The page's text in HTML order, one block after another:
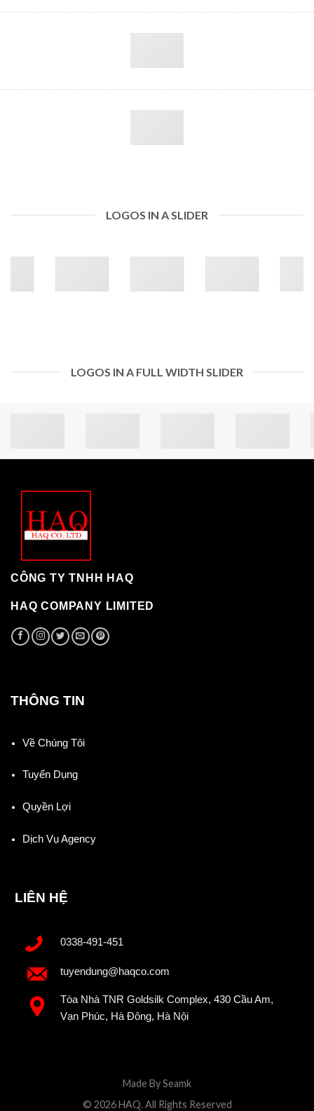
LOGOS IN A SLIDER
LOGOS IN A FULL WIDTH SLIDER
CÔNG TY TNHH HAQ
HAQ COMPANY LIMITED
THÔNG TIN
Về Chúng Tôi
Tuyển Dụng
Quyền Lợi
Dịch Vụ Agency
LIÊN HỆ
0338-491-451
tuyendung@haqco.com
Tòa Nhà TNR Goldsilk Complex, 430 Cầu Am,
Vạn Phúc, Hà Đông, Hà Nội
Made By Seamk
© 2026 HAQ. All Rights Reserved